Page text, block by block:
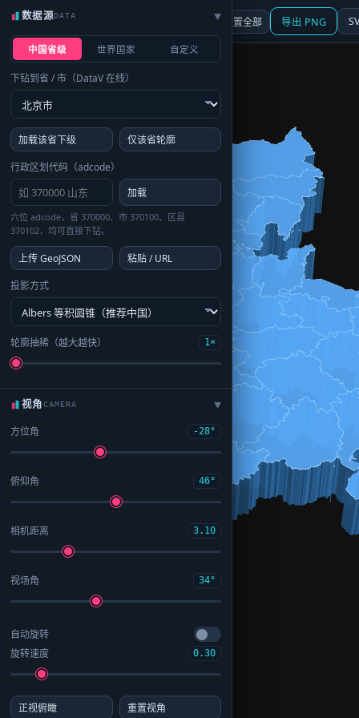
☰ 面板 地图 重置全部 导出 PNG
数据源DATA ▶
中国省级 世界国家 自定义
下钻到省 / 市（DataV 在线）
加载该省下级
仅该省轮廓
行政区划代码（adcode）
加载
六位 adcode，省 370000、市 370100、区县
370102，均可直接下钻。
上传 GeoJSON
粘贴 / URL
投影方式
轮廓抽稀（越大越快） 1×
视角CAMERA ▶
方位角 -28°
俯仰角 46°
相机距离 3.10
视场角 34°
自动旋转
旋转速度
0.30
正视俯瞰 重置视角